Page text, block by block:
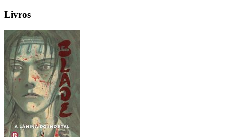
Livros